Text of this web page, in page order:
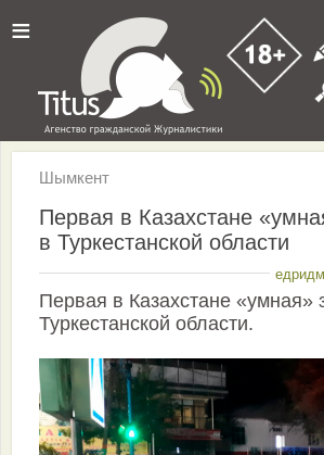
≡
Шымкент
Первая в Казахстане
в Туркестанской области
Первая в Казахстане «умная»
Туркестанской области.